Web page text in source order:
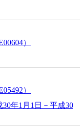
）
）
年1月1日－平成30